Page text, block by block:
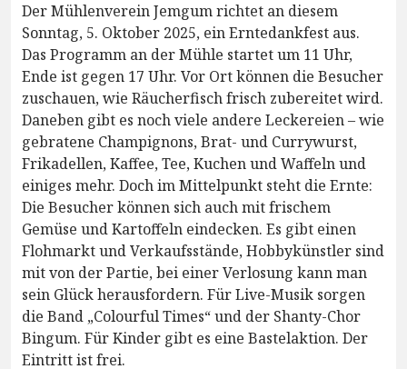
Der Mühlenverein Jemgum richtet an diesem
Sonntag, 5. Oktober 2025, ein Erntedankfest aus.
Das Programm an der Mühle startet um 11 Uhr,
Ende ist gegen 17 Uhr. Vor Ort können die Besucher
zuschauen, wie Räucherfisch frisch zubereitet wird.
Daneben gibt es noch viele andere Leckereien – wie
gebratene Champignons, Brat- und Currywurst,
Frikadellen, Kaffee, Tee, Kuchen und Waffeln und
einiges mehr. Doch im Mittelpunkt steht die Ernte:
Die Besucher können sich auch mit frischem
Gemüse und Kartoffeln eindecken. Es gibt einen
Flohmarkt und Verkaufsstände, Hobbykünstler sind
mit von der Partie, bei einer Verlosung kann man
sein Glück herausfordern. Für Live-Musik sorgen
die Band „Colourful Times“ und der Shanty-Chor
Bingum. Für Kinder gibt es eine Bastelaktion. Der
Eintritt ist frei.